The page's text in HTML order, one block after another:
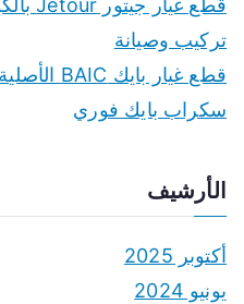
تركيب وصيانة
سكراب بايك فوري
الأرشيف
أكتوبر 2025
يونيو 2024